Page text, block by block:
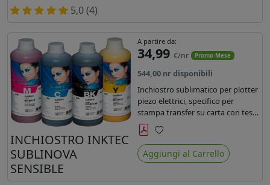
5,0 (4)
INCHIOSTRO INKTEC
SUBLINOVA
SENSIBLE
A partire da:
34,99 €/nr Promo Mese
544,00 nr disponibili
Inchiostro sublimatico per plotter
piezo elettrici, specifico per
stampa transfer su carta con teste
Epson EPS3200, 5113, dx4 e dx5.
Ecologico, conforme alla
normativa Reach e Oeko-Tex.
Preferiti
Aggiungi al Carrello